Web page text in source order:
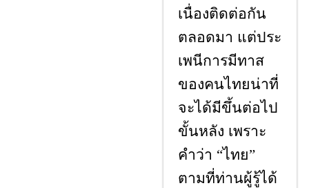
เนื่องติดต่อกัน
ตลอดมา แต่ประ
เพนีการมีทาส
ของคนไทยน่าที่
จะได้มีขึ้นต่อไป
ขั้นหลัง เพราะ
คำว่า “ไทย”
ตามที่ท่านผู้รู้ได้